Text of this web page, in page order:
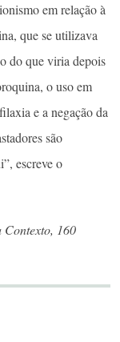
em relação à
que se utilizava
do que viria depois
o uso em
e a negação da
são
escreve o
160